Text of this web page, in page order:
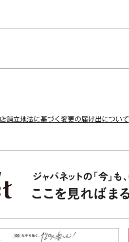
舗立地法に基づく変更の届け出について